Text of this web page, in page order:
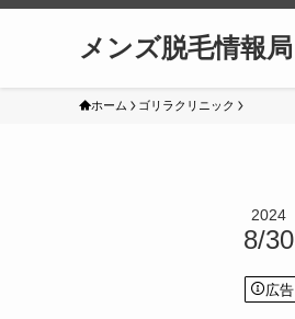
メンズ脱毛情報局
ホーム ゴリラクリニック
2024
8/30
広告